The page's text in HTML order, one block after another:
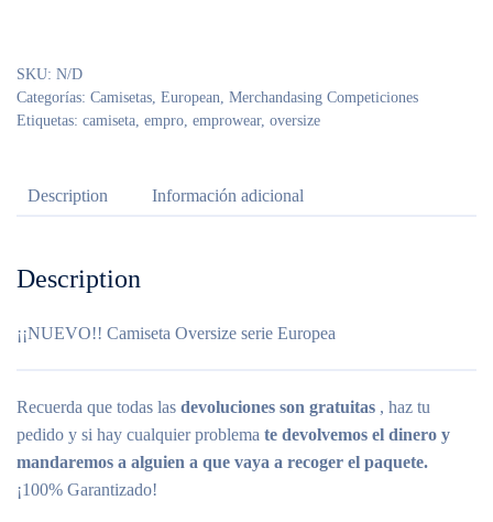
SKU: N/D
Categorías: Camisetas, European, Merchandasing Competiciones
Etiquetas: camiseta, empro, emprowear, oversize
Description Información adicional
Description
¡¡NUEVO!! Camiseta Oversize serie Europea
Recuerda que todas las devoluciones son gratuitas , haz tu
pedido y si hay cualquier problema te devolvemos el dinero y
mandaremos a alguien a que vaya a recoger el paquete.
¡100% Garantizado!